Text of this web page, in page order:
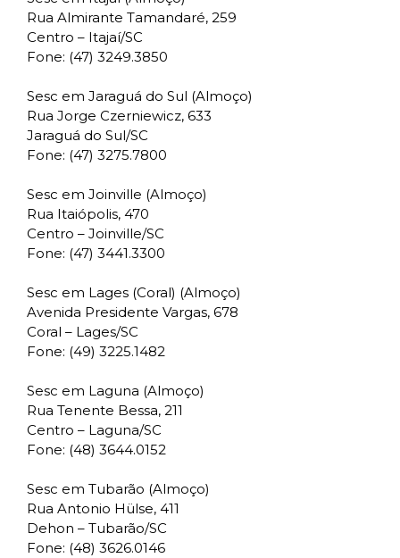
Rua Almirante Tamandaré, 259
Centro – Itajaí/SC
Fone: (47) 3249.3850
Sesc em Jaraguá do Sul (Almoço)
Rua Jorge Czerniewicz, 633
Jaraguá do Sul/SC
Fone: (47) 3275.7800
Sesc em Joinville (Almoço)
Rua Itaiópolis, 470
Centro – Joinville/SC
Fone: (47) 3441.3300
Sesc em Lages (Coral) (Almoço)
Avenida Presidente Vargas, 678
Coral – Lages/SC
Fone: (49) 3225.1482
Sesc em Laguna (Almoço)
Rua Tenente Bessa, 211
Centro – Laguna/SC
Fone: (48) 3644.0152
Sesc em Tubarão (Almoço)
Rua Antonio Hülse, 411
Dehon – Tubarão/SC
Fone: (48) 3626.0146